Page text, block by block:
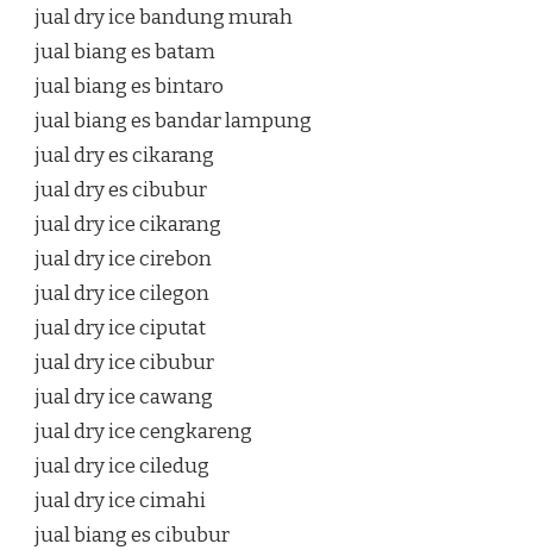
jual dry ice bandung murah
jual biang es batam
jual biang es bintaro
jual biang es bandar lampung
jual dry es cikarang
jual dry es cibubur
jual dry ice cikarang
jual dry ice cirebon
jual dry ice cilegon
jual dry ice ciputat
jual dry ice cibubur
jual dry ice cawang
jual dry ice cengkareng
jual dry ice ciledug
jual dry ice cimahi
jual biang es cibubur